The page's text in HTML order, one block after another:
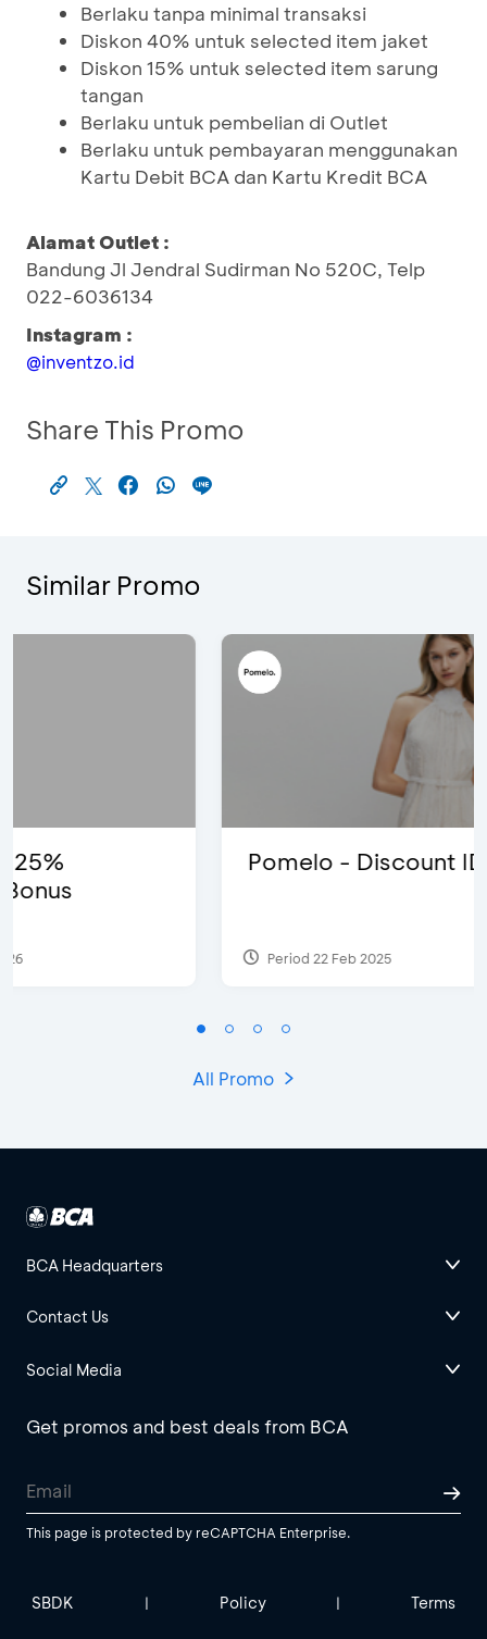
Berlaku tanpa minimal transaksi
Diskon 40% untuk selected item jaket
Diskon 15% untuk selected item sarung
tangan
Berlaku untuk pembelian di Outlet
Berlaku untuk pembayaran menggunakan
Kartu Debit BCA dan Kartu Kredit BCA
Alamat Outlet :
Bandung Jl Jendral Sudirman No 520C, Telp
022-6036134
Instagram :
@inventzo.id
Share This Promo
Similar Promo
Pomelo - Discount IDR100,000
All Promo
BCA Headquarters
Contact Us
Social Media
Get promos and best deals from BCA
This page is protected by reCAPTCHA Enterprise.
SBDK | Policy | Terms